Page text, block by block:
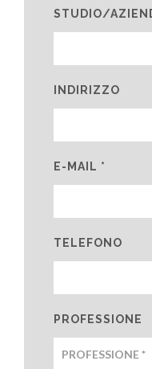
STUDIO/
INDIRIZZO
E-MAIL *
TELEFONO
PROFESSIONE